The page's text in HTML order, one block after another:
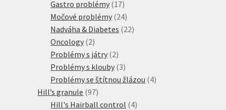
produktů
Gastro problémy 1717
produktů
Močové problémy 2424
produktů
Nadváha & Diabetes 2222
Oncology 22
produkty
Problémy s játry 22
produkty
Problémy s klouby 33
produkty
Problémy se štítnou žlázou 44
Hill’s granule 9797
produktů
Hill's Hairball control 44